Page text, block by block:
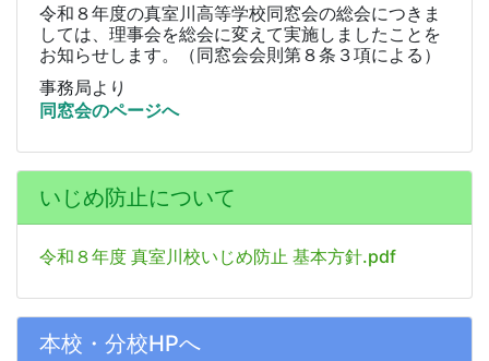
令和８年度の真室川高等学校同窓会の総会につきま
しては、理事会を総会に変えて実施しましたことを
お知らせします。（同窓会会則第８条３項による）
事務局より
同窓会のページへ
いじめ防止について
令和８年度 真室川校いじめ防止 基本方針.pdf
本校・分校HPへ